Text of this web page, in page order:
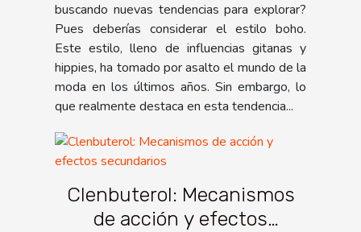
buscando nuevas tendencias para explorar?
Pues deberías considerar el estilo boho.
Este estilo, lleno de influencias gitanas y
hippies, ha tomado por asalto el mundo de la
moda en los últimos años. Sin embargo, lo
que realmente destaca en esta tendencia...
Clenbuterol: Mecanismos
de acción y efectos